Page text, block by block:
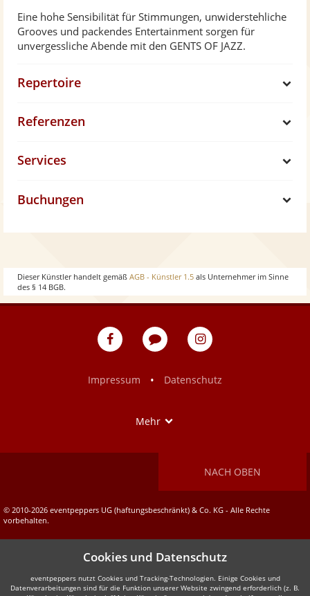
Eine hohe Sensibilität für Stimmungen, unwiderstehliche
Grooves und packendes Entertainment sorgen für
unvergessliche Abende mit den GENTS OF JAZZ.
Repertoire
w
Referenzen
o
Services
h
Buchungen
Dieser Künstler handelt gemäß AGB - Künstler 1.5 als Unternehmer im Sinne
des § 14 BGB.
eventpeppers
Blog
eventpeppers
Impressum
• Datenschutz
Mehr
NACH OBEN
© 2010-2026 eventpeppers UG (haftungsbeschränkt) & Co. KG - Alle Rechte
vorbehalten.
Cookies und Datenschutz
eventpeppers nutzt Cookies und Tracking-Technologien. Einige Cookies und
Datenverarbeitungen sind für die Funktion unserer Website zwingend erforderlich (z. B.